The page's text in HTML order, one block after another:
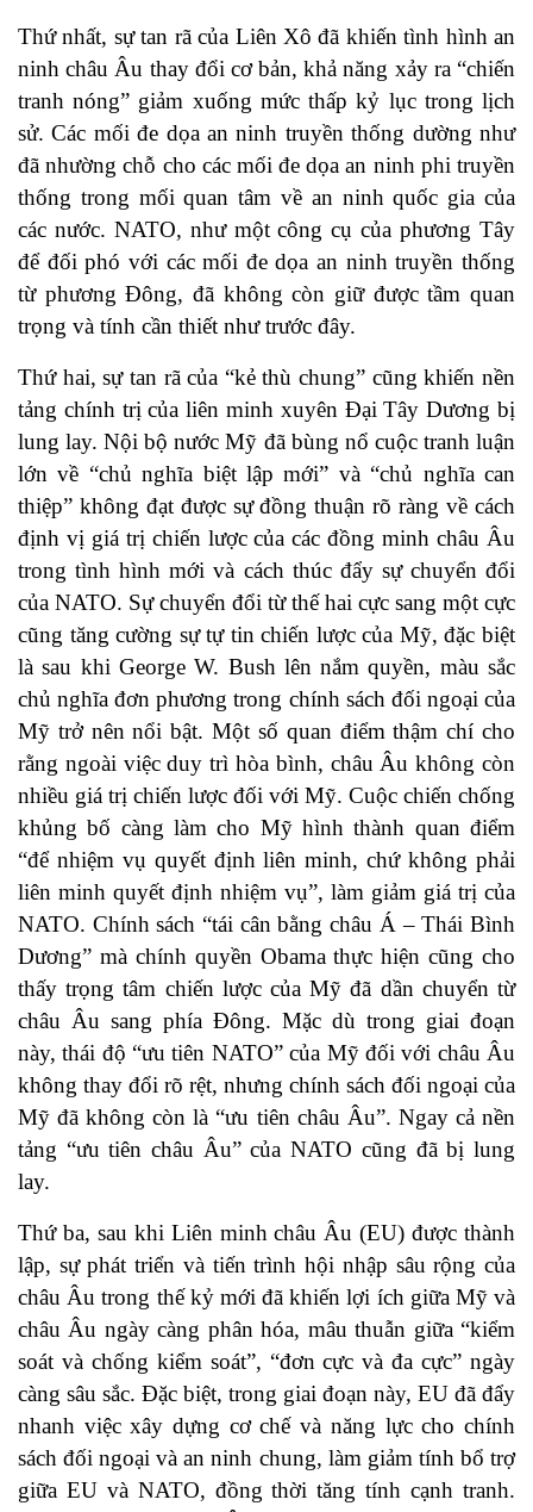
Thứ nhất, sự tan rã của Liên Xô đã khiến tình hình an
ninh châu Âu thay đổi cơ bản, khả năng xảy ra “chiến
tranh nóng” giảm xuống mức thấp kỷ lục trong lịch
sử. Các mối đe dọa an ninh truyền thống dường như
đã nhường chỗ cho các mối đe dọa an ninh phi truyền
thống trong mối quan tâm về an ninh quốc gia của
các nước. NATO, như một công cụ của phương Tây
để đối phó với các mối đe dọa an ninh truyền thống
từ phương Đông, đã không còn giữ được tầm quan
trọng và tính cần thiết như trước đây.
Thứ hai, sự tan rã của “kẻ thù chung” cũng khiến nền
tảng chính trị của liên minh xuyên Đại Tây Dương bị
lung lay. Nội bộ nước Mỹ đã bùng nổ cuộc tranh luận
lớn về “chủ nghĩa biệt lập mới” và “chủ nghĩa can
thiệp” không đạt được sự đồng thuận rõ ràng về cách
định vị giá trị chiến lược của các đồng minh châu Âu
trong tình hình mới và cách thúc đẩy sự chuyển đổi
của NATO. Sự chuyển đổi từ thế hai cực sang một cực
cũng tăng cường sự tự tin chiến lược của Mỹ, đặc biệt
là sau khi George W. Bush lên nắm quyền, màu sắc
chủ nghĩa đơn phương trong chính sách đối ngoại của
Mỹ trở nên nổi bật. Một số quan điểm thậm chí cho
rằng ngoài việc duy trì hòa bình, châu Âu không còn
nhiều giá trị chiến lược đối với Mỹ. Cuộc chiến chống
khủng bố càng làm cho Mỹ hình thành quan điểm
“để nhiệm vụ quyết định liên minh, chứ không phải
liên minh quyết định nhiệm vụ”, làm giảm giá trị của
NATO. Chính sách “tái cân bằng châu Á – Thái Bình
Dương” mà chính quyền Obama thực hiện cũng cho
thấy trọng tâm chiến lược của Mỹ đã dần chuyển từ
châu Âu sang phía Đông. Mặc dù trong giai đoạn
này, thái độ “ưu tiên NATO” của Mỹ đối với châu Âu
không thay đổi rõ rệt, nhưng chính sách đối ngoại của
Mỹ đã không còn là “ưu tiên châu Âu”. Ngay cả nền
tảng “ưu tiên châu Âu” của NATO cũng đã bị lung
lay.
Thứ ba, sau khi Liên minh châu Âu (EU) được thành
lập, sự phát triển và tiến trình hội nhập sâu rộng của
châu Âu trong thế kỷ mới đã khiến lợi ích giữa Mỹ và
châu Âu ngày càng phân hóa, mâu thuẫn giữa “kiểm
soát và chống kiểm soát”, “đơn cực và đa cực” ngày
càng sâu sắc. Đặc biệt, trong giai đoạn này, EU đã đẩy
nhanh việc xây dựng cơ chế và năng lực cho chính
sách đối ngoại và an ninh chung, làm giảm tính bổ trợ
giữa EU và NATO, đồng thời tăng tính cạnh tranh.